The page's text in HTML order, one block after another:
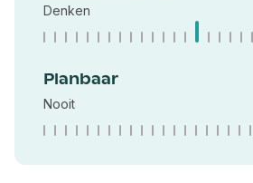
Denken
Planbaar
Nooit